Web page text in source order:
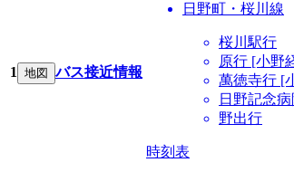
1 地図 バス接近情報
日野町・桜川線
桜川駅行
原行 [小野
萬徳寺行 [
日野記念
野出行
時刻表